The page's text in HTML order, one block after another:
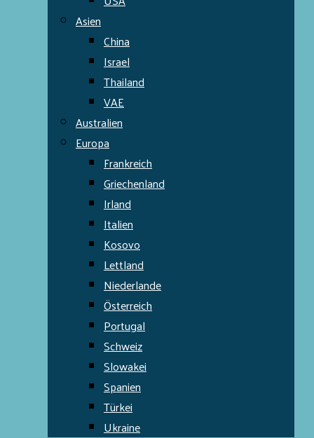
Asien
China
Israel
Thailand
VAE
Australien
Europa
Frankreich
Griechenland
Irland
Italien
Kosovo
Lettland
Niederlande
Österreich
Portugal
Schweiz
Slowakei
Spanien
Türkei
Ukraine